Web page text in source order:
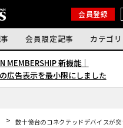
会員登録
会員限定記事 カテゴリ
MEMBERSHIP 新機能｜
広告表示を最小限にしました
数十億台のコネクテッドデバイスが